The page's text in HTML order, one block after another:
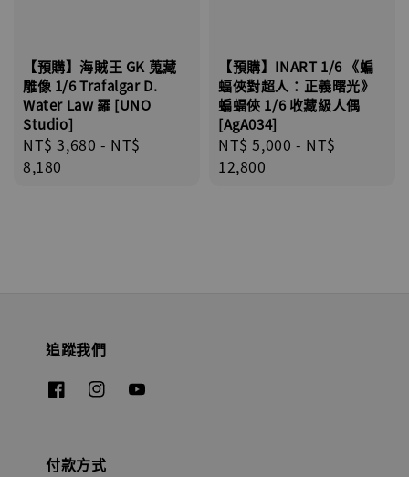
【預購】海賊王 GK 蒐藏
雕像 1/6 Trafalgar D.
Water Law 羅 [UNO
Studio]
Regular
price
NT$ 3,680 - NT$
8,180
【預購】INART 1/6 《蝙
蝠俠對超人：正義曙光》
蝙蝠俠 1/6 收藏級人偶
[AgA034]
Regular
price
NT$ 5,000 - NT$
12,800
追蹤我們
付款方式